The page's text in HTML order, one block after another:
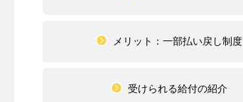
メリット：一部払い戻し制度
受けられる給付の紹介